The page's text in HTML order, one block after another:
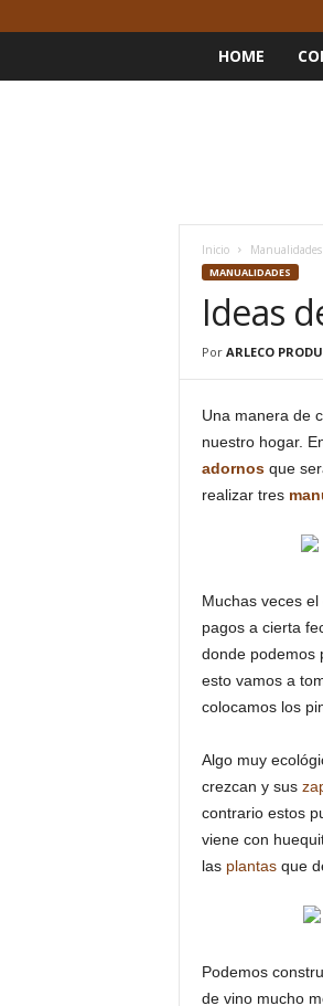
HOME
Inicio Manualidades
MANUALIDADES
Ideas
Por ARLECO
Una manera de
nuestro hogar.
adornosque
realizar tres
Muchas veces
pagos a cierta
donde podemos
esto vamos a
colocamos los
Algo muy
crezcan y sus
contrario estos
viene con
las plantasque
Podemos
de vino mucho